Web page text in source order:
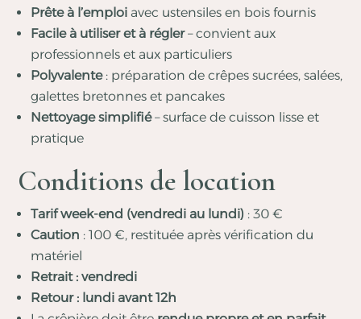
Prête à l’emploi avec ustensiles en bois fournis
Facile à utiliser et à régler– convient aux
professionnels et aux particuliers
Polyvalente: préparation de crêpes sucrées, salées,
galettes bretonnes et pancakes
Nettoyage simplifié– surface de cuisson lisse et
pratique
Conditions de location
Tarif week-end (vendredi au lundi) : 30 €
Caution : 100 €, restituée après vérification du
matériel
Retrait : vendredi
Retour : lundi avant 12h